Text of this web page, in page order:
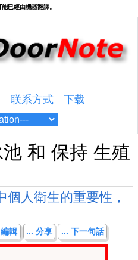
联系方式 下载
和 保持 生殖
人衛生的重要性，
輯 ... 分享 ... 下一句話